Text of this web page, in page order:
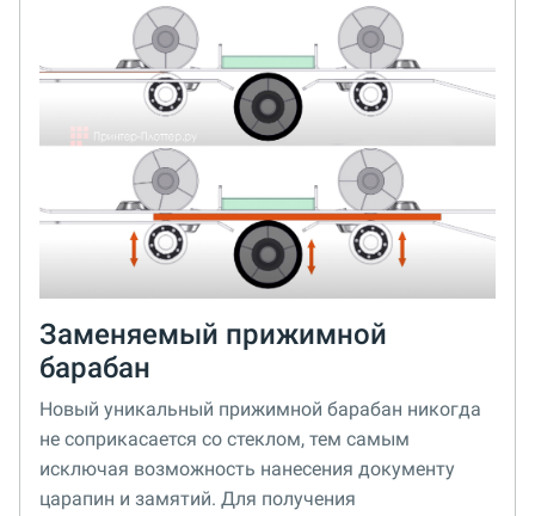
Заменяемый прижимной
барабан
Новый уникальный прижимной барабан никогда
не соприкасается со стеклом, тем самым
исключая возможность нанесения документу
царапин и замятий. Для получения